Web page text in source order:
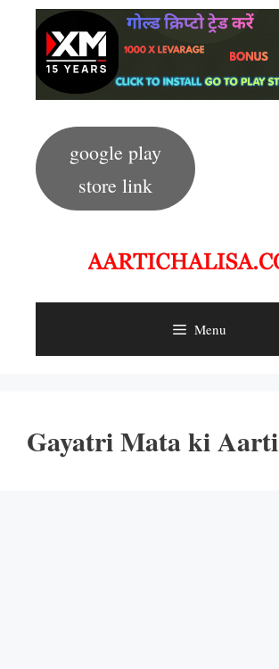
content
google play
store link
Menu
Gayatri Mata ki Aarti